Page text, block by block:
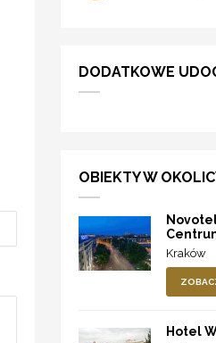
DODATKOWE
OBIEKTY W
Kraków
Hotel